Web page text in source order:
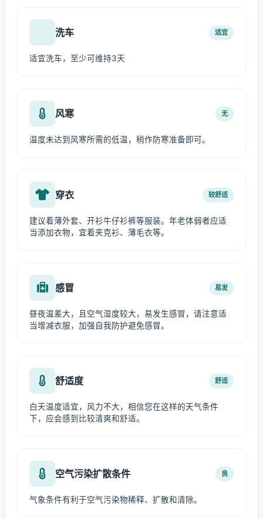
洗车 适宜
适宜洗车，至少可维持3天
风寒 无
温度未达到风寒所需的低温，稍作防寒准备即可。
穿衣 较舒适
建议着薄外套、开衫牛仔衫裤等服装。年老体弱者应适
当添加衣物，宜着夹克衫、薄毛衣等。
感冒 易发
昼夜温差大，且空气湿度较大，易发生感冒，请注意适
当增减衣服，加强自我防护避免感冒。
舒适度 舒适
白天温度适宜，风力不大，相信您在这样的天气条件
下，应会感到比较清爽和舒适。
空气污染扩散条件 良
气象条件有利于空气污染物稀释、扩散和清除。